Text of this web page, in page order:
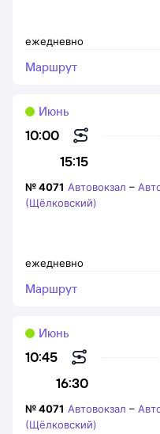
ежедневно
Маршрут
10:00
15:15
Июнь
ежедневно
№4071 Автовокзал –
(Щёлковский)
Маршрут
10:45
16:30
Июнь
№4071 Автовокзал –
(Щёлковский)